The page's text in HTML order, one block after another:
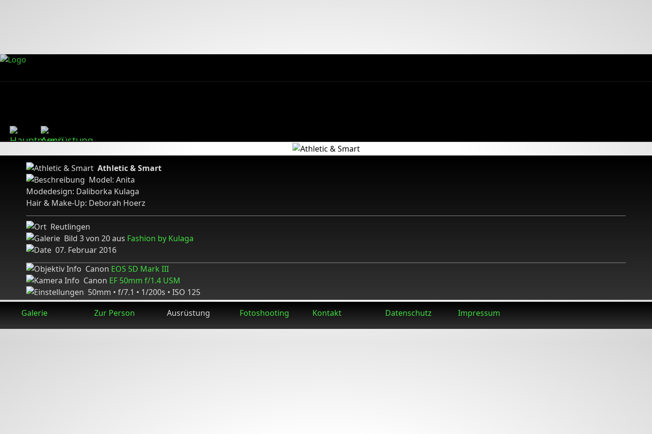
Athletic & Smart
Model: Anita
Modedesign: Daliborka Kulaga
Hair & Make-Up: Deborah Hoerz
Reutlingen
Bild 3 von 20 aus Fashion by Kulaga
07. Februar 2016
Canon EOS 5D Mark III
Canon EF 50mm f/1.4 USM
50mm • f/7.1 • 1/200s • ISO 125
Galerie
Zur Person Ausrüstung Fotoshooting Kontakt Datenschutz Impressum